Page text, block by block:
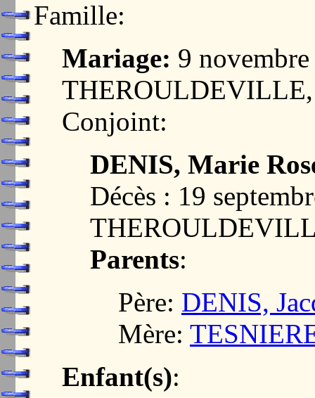
Famille:
Mariage: 9
Conjoint:
DENIS, Marie
Décès : 19
Parents:
Père: DENIS,
Mère:
Enfant(s):